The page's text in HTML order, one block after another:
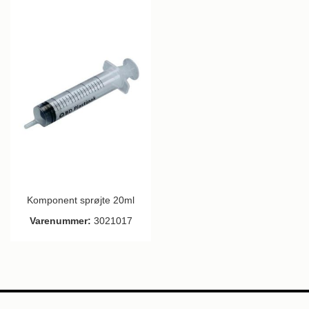
Komponent sprøjte 20ml
Varenummer: 3021017